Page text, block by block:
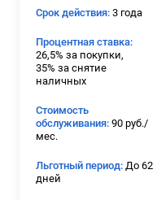
Срок действия: 3 года
Процентная ставка:
26,5% за покупки,
35% за снятие
наличных
Стоимость
обслуживания: 90 руб./
мес.
Льготный период: До 62
дней